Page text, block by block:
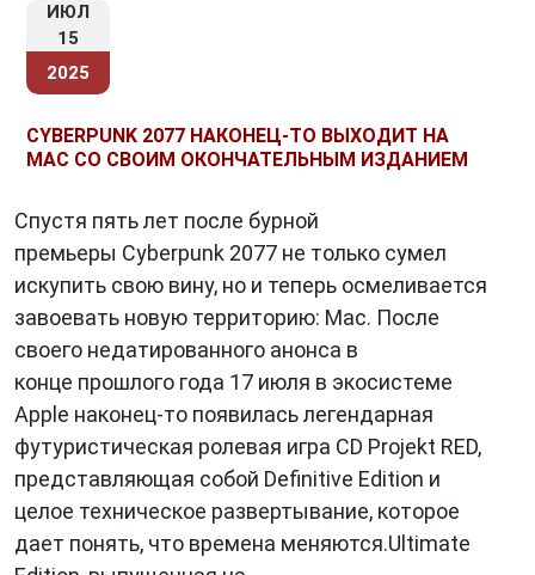
сталкивается с множеством выборов,
влияющих на сюжет и окружающий мир. Эти
решения могут повлиять на то, как сложится
судьба героя и его окружающих, что придает
игре высокую степень переиграбельности.
Одним из самых обсуждаемых аспектов
Cyberpunk 2077 стала работа актеров и
персонажей. Знаменитости, такие как Киану
дополнительный шарм. Взаимодействуя с
персонажами, игроки погружаются в живой и
убедительный мир, где каждый персонаж
имеет свою историю и мотивацию.
Кроме того, Cyberpunk 2077 предлагает
игрокам огромное количество миссий и
ИЮЛ
15
2025
CYBERPUNK 2077 НАКОНЕЦ-ТО ВЫХОДИТ НА
MAC СО СВОИМ ОКОНЧАТЕЛЬНЫМ ИЗДАНИЕМ
Спустя пять лет после бурной
премьеры Cyberpunk 2077 не только сумел
искупить свою вину, но и теперь осмеливается
завоевать новую территорию: Mac. После
своего недатированного анонса в
конце прошлого года 17 июля в экосистеме
Apple наконец-то появилась легендарная
футуристическая ролевая игра CD Projekt RED,
представляющая собой Definitive Edition и
целое техническое развертывание, которое
дает понять, что времена меняются.Ultimate